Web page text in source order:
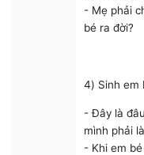
- Mẹ phải
bé ra đời?
4) Sinh em
- Đây là
mình phải
- Khi em